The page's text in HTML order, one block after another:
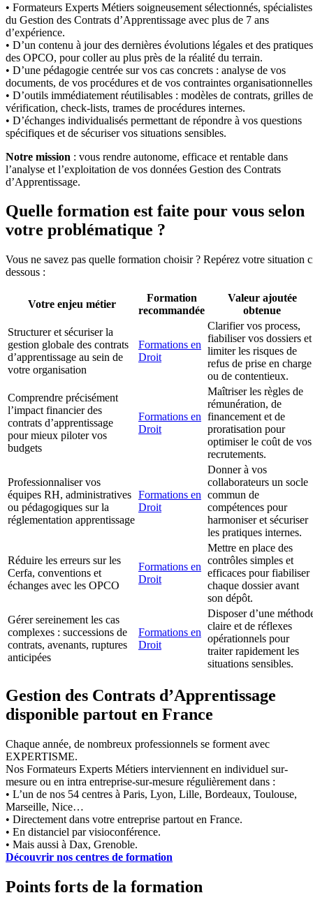
• Formateurs Experts Métiers soigneusement sélectionnés, spécialistes
du Gestion des Contrats d’Apprentissage avec plus de 7 ans
d’expérience.
• D’un contenu à jour des dernières évolutions légales et des pratiques
des OPCO, pour coller au plus près de la réalité du terrain.
• D’une pédagogie centrée sur vos cas concrets : analyse de vos
documents, de vos procédures et de vos contraintes
• D’outils immédiatement réutilisables : modèles de contrats, grilles de
vérification, check-lists, trames de procédures internes.
• D’échanges individualisés permettant de répondre à vos questions
spécifiques et de sécuriser vos situations sensibles.
Notre mission : vous rendre autonome, efficace et rentable dans
l’analyse et l’exploitation de vos données Gestion des Contrats
d’Apprentissage.
Quelle formation est faite pour vous selon
votre problématique ?
Vous ne savez pas quelle formation choisir ? Repérez votre situation
dessous :
Votre enjeu métier
Formation
recommandée
Valeur ajoutée
obtenue
Structurer et sécuriser la
gestion globale des contrats
d’apprentissage au sein de
votre organisation
Formations en
Droit
Clarifier vos process,
fiabiliser vos dossiers et
limiter les risques de
refus de prise en charge
ou de contentieux.
Comprendre précisément
l’impact financier des
contrats d’apprentissage
pour mieux piloter vos
budgets
Formations en
Droit
Maîtriser les règles de
rémunération, de
financement et de
proratisation pour
optimiser le coût de vos
recrutements.
Professionnaliser vos
équipes RH, administratives
ou pédagogiques sur la
réglementation apprentissage
Formations en
Droit
Donner à vos
collaborateurs un socle
commun de
compétences pour
harmoniser et sécuriser
les pratiques internes.
Réduire les erreurs sur les
Cerfa, conventions et
échanges avec les OPCO
Formations en
Droit
Mettre en place des
contrôles simples et
efficaces pour fiabiliser
chaque dossier avant
son dépôt.
Gérer sereinement les cas
complexes : successions de
contrats, avenants, ruptures
anticipées
Formations en
Droit
Disposer d’une
claire et de réflexes
opérationnels pour
traiter rapidement les
situations sensibles.
Gestion des Contrats d’Apprentissage
disponible partout en France
Chaque année, de nombreux professionnels se forment avec
EXPERTISME.
Nos Formateurs Experts Métiers interviennent en individuel sur-
mesure ou en intra entreprise-sur-mesure régulièrement dans :
• L’un de nos 54 centres à Paris, Lyon, Lille, Bordeaux, Toulouse,
Marseille, Nice…
• Directement dans votre entreprise partout en France.
• En distanciel par visioconférence.
• Mais aussi à Dax, Grenoble.
Découvrir nos centres de formation
Points forts de la formation